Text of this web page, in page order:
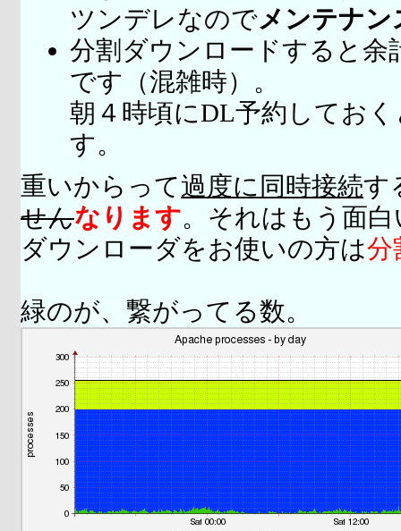
ツンデレなのでメンテナ
分割ダウンロードすると余
です（混雑時）。
朝４時頃にDL予約してお
す。
重いからって過度に同時接続す
せんなります。それはもう面
ダウンローダをお使いの方は分
緑のが、繋がってる数。